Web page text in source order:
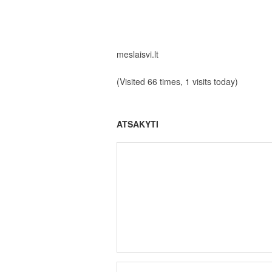
meslaisvi.lt
(Visited 66 times, 1 visits today)
ATSAKYTI